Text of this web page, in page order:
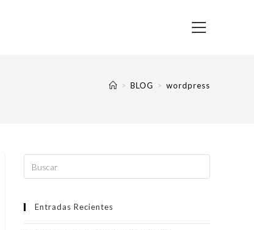
> BLOG > wordpress
Entradas Recientes